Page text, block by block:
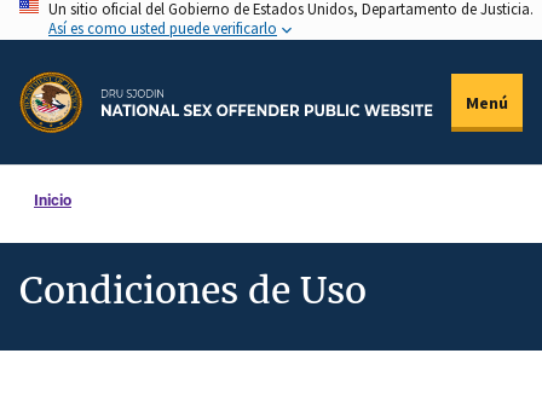
Pasar
al
contenido
principal
Un sitio oficial del Gobierno de Estados Unidos, Departamento de Justicia.
Así es como usted puede verificarlo
Menú
Inicio
Condiciones de Uso